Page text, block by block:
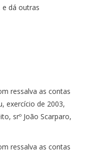
e dá outras
ressalva as contas
exercício de 2003,
srº João Scarparo,
ressalva as contas